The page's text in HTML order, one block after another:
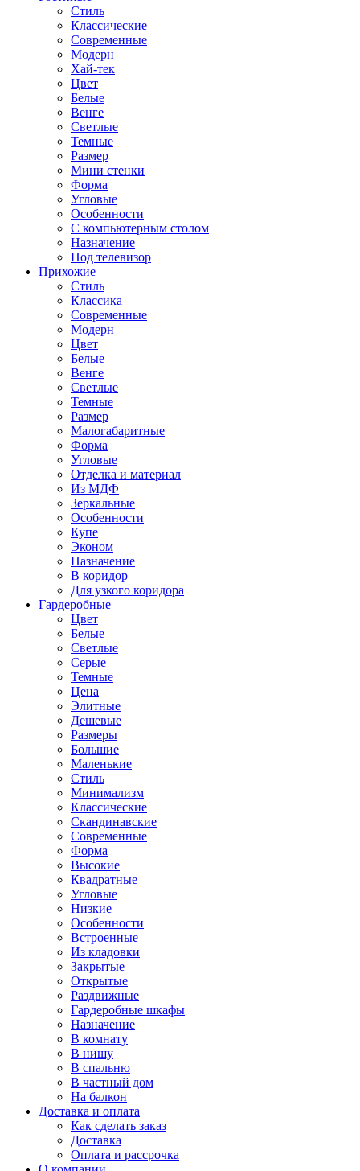
Стиль
Классические
Современные
Модерн
Хай-тек
Цвет
Белые
Венге
Светлые
Темные
Размер
Мини стенки
Форма
Угловые
Особенности
С компьютерным столом
Назначение
Под телевизор
Прихожие
Стиль
Классика
Современные
Модерн
Цвет
Белые
Венге
Светлые
Темные
Размер
Малогабаритные
Форма
Угловые
Отделка и материал
Из МДФ
Зеркальные
Особенности
Купе
Эконом
Назначение
В коридор
Для узкого коридора
Гардеробные
Цвет
Белые
Светлые
Серые
Темные
Цена
Элитные
Дешевые
Размеры
Большие
Маленькие
Стиль
Минимализм
Классические
Скандинавские
Современные
Форма
Высокие
Квадратные
Угловые
Низкие
Особенности
Встроенные
Из кладовки
Закрытые
Открытые
Раздвижные
Гардеробные шкафы
Назначение
В комнату
В нишу
В спальню
В частный дом
На балкон
Доставка и оплата
Как сделать заказ
Доставка
Оплата и рассрочка